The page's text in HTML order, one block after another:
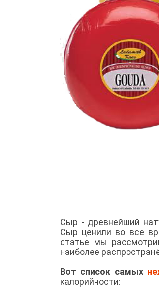
Сыр - древнейший
Сыр ценили во все
статье мы
наиболее
Вот список самых
калорийности: